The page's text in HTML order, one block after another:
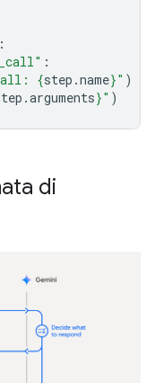
:
:
{step .name}" )
.arguments}" )
di